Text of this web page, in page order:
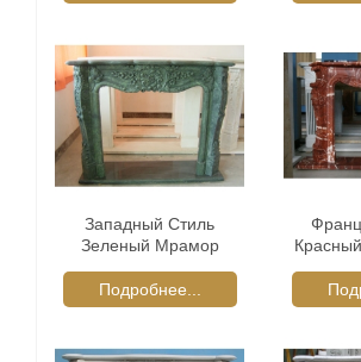
Западный Стиль
Зеленый Мрамор
Камина
Подробнее...